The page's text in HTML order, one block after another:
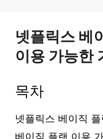
넷플릭스 베
이용 가능한
목차
넷플릭스 베이직
베이직 플랜 이용